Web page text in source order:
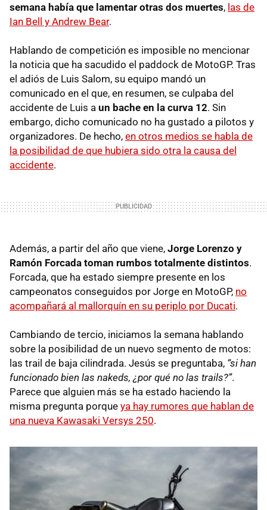
semana había que lamentar otras dos muertes, las de
Ian Bell y Andrew Bear.
Hablando de competición es imposible no mencionar
la noticia que ha sacudido el paddock de MotoGP. Tras
el adiós de Luis Salom, su equipo mandó un
comunicado en el que, en resumen, se culpaba del
accidente de Luis a un bache en la curva 12. Sin
embargo, dicho comunicado no ha gustado a pilotos y
organizadores. De hecho, en otros medios se habla de
la posibilidad de que hubiera sido otra la causa del
accidente.
Además, a partir del año que viene, Jorge Lorenzo y
Ramón Forcada toman rumbos totalmente distintos.
Forcada, que ha estado siempre presente en los
campeonatos conseguidos por Jorge en MotoGP, no
acompañará al mallorquín en su periplo por Ducati.
Cambiando de tercio, iniciamos la semana hablando
sobre la posibilidad de un nuevo segmento de motos:
las trail de baja cilindrada. Jesús se preguntaba, “si han
funcionado bien las nakeds, ¿por qué no las trails?”.
Parece que alguien más se ha estado haciendo la
misma pregunta porque ya hay rumores que hablan de
una nueva Kawasaki Versys 250.